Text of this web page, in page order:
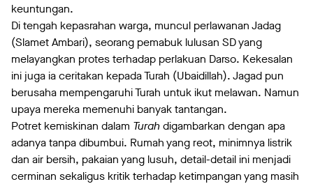
keuntungan.
Di tengah kepasrahan warga, muncul perlawanan Jadag
(Slamet Ambari), seorang pemabuk lulusan SD yang
melayangkan protes terhadap perlakuan Darso. Kekesalan
ini juga ia ceritakan kepada Turah (Ubaidillah). Jagad pun
berusaha mempengaruhi Turah untuk ikut melawan. Namun
upaya mereka memenuhi banyak tantangan.
Potret kemiskinan dalam Turahdigambarkan dengan apa
adanya tanpa dibumbui. Rumah yang reot, minimnya listrik
dan air bersih, pakaian yang lusuh, detail-detail ini menjadi
cerminan sekaligus kritik terhadap ketimpangan yang masih